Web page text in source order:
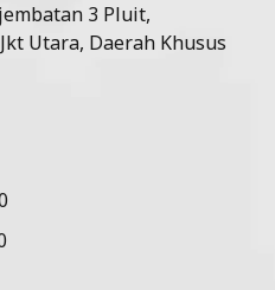
3 Pluit,
Utara, Daerah Khusus